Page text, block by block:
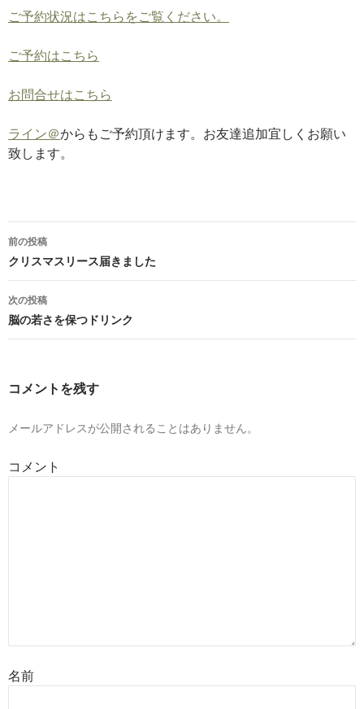
ご予約状況はこちらをご覧ください。
ご予約はこちら
お問合せはこちら
ライン＠からもご予約頂けます。お友達追加宜しくお願い
致します。
投
稿
ナ
ビ
ゲ
ー
ョ
ン
前の投稿
クリスマスリース届きました
次の投稿
脳の若さを保つドリンク
コメントを残す
メールアドレスが公開されることはありません。
コメント
名前